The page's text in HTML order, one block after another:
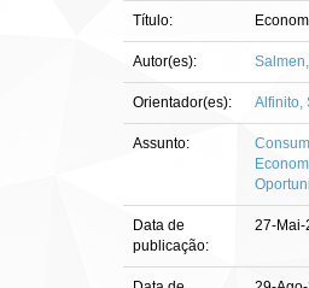
Título:
Autor(es):
Orientador(es): Alfinito,
Assunto:
Data de
publicação:
27-Mai-